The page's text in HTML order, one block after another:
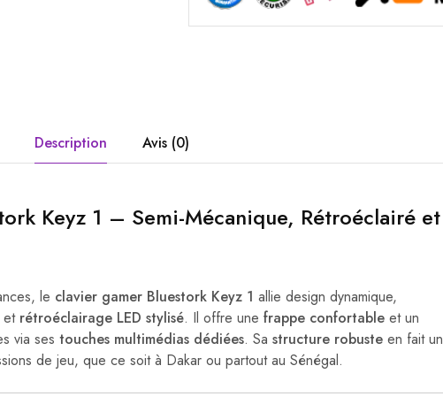
Description Avis (0)
Keyz 1 – Semi-Mécanique, Rétroéclairé et
le clavier gamer Bluestork Keyz 1 allie design dynamique,
et rétroéclairage LED stylisé. Il offre une frappe confortable et un
via ses touches multimédias dédiées. Sa structure robuste en fait un
de jeu, que ce soit à Dakar ou partout au Sénégal.